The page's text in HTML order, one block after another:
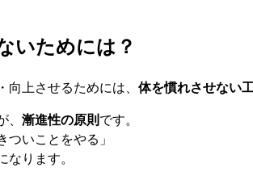
いためには？
上させるためには、 体を慣れさせない
漸進性の原則です。
ついことをやる」
ります。